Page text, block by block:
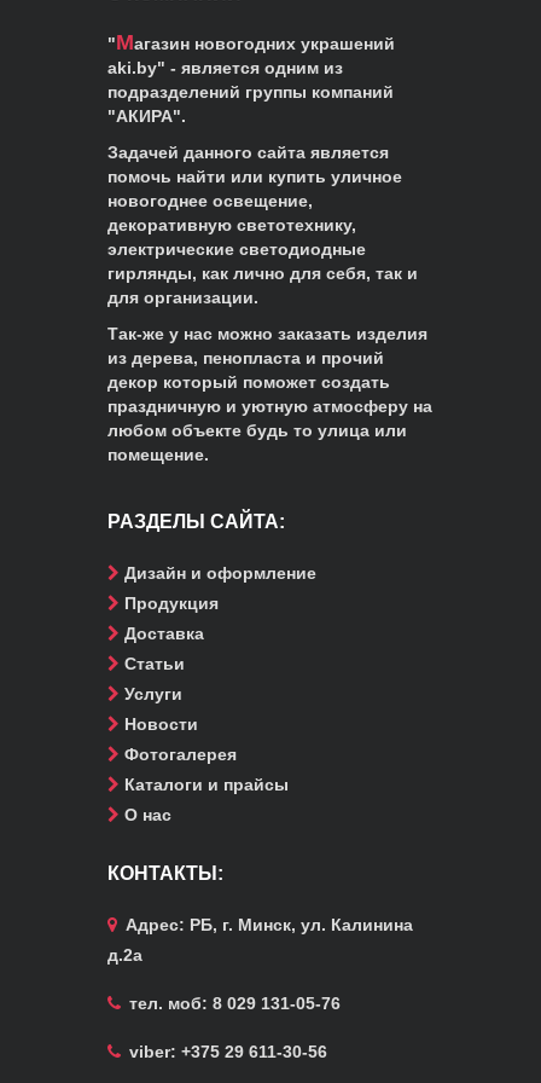
"Магазин новогодних украшений
aki.by" - является одним из
подразделений группы компаний
"АКИРА".
Задачей данного сайта является
помочь найти или купить уличное
новогоднее освещение,
декоративную светотехнику,
электрические светодиодные
гирлянды, как лично для себя, так и
для организации.
Так-же у нас можно заказать изделия
из дерева, пенопласта и прочий
декор который поможет создать
праздничную и уютную атмосферу на
любом объекте будь то улица или
помещение.
РАЗДЕЛЫ САЙТА:
Дизайн и оформление
Продукция
Доставка
Статьи
Услуги
Новости
Фотогалерея
Каталоги и прайсы
О нас
КОНТАКТЫ:
Адрес: РБ, г. Минск, ул. Калинина
д.2а
тел. моб: 8 029 131-05-76
viber: +375 29 611-30-56